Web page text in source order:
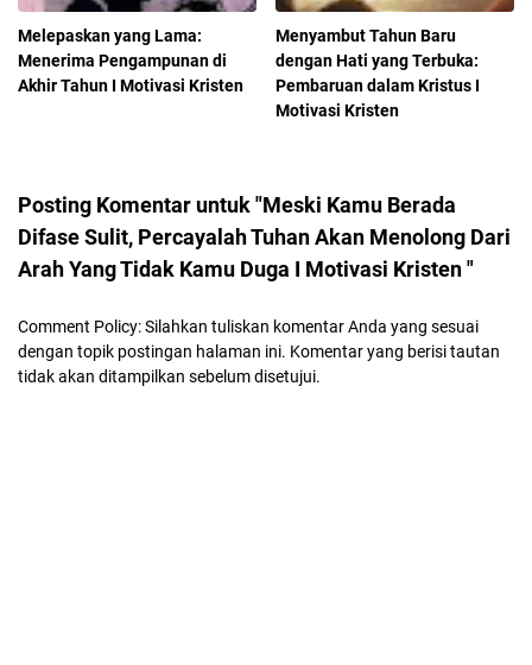
Melepaskan yang Lama:
Menerima Pengampunan di
Akhir Tahun I Motivasi Kristen
Menyambut Tahun Baru
dengan Hati yang Terbuka:
Pembaruan dalam Kristus I
Motivasi Kristen
Posting Komentar untuk "Meski Kamu Berada
Difase Sulit, Percayalah Tuhan Akan Menolong Dari
Arah Yang Tidak Kamu Duga I Motivasi Kristen "
Comment Policy: Silahkan tuliskan komentar Anda yang sesuai
dengan topik postingan halaman ini. Komentar yang berisi tautan
tidak akan ditampilkan sebelum disetujui.